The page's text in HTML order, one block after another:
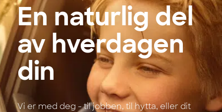
En naturlig del
av hverdagen
din
Vi er med deg - til jobben, til hytta, eller dit